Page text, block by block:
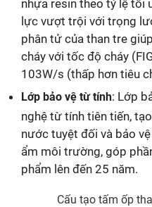
nhựa resin theo tỷ lệ tối
lực vượt trội với trọng
phân tử của than tre
cháy với tốc độ cháy
103W/s (thấp hơn tiêu
Lớp bảo vệ từ tính: Lớp
nghệ từ tính tiên tiến,
nước tuyệt đối và bảo
ẩm môi trường, góp
phẩm lên đến 25 năm.
Cấu tạo tấm ốp